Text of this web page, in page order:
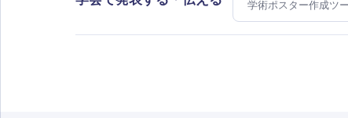
学術ポスター作成ツ